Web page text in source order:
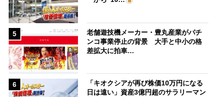
5
老舗遊技機メーカー・豊丸産業がパチ
ンコ事業停止の背景 大手と中小の格
差拡大に拍車…
6
「キオクシアが再び株価10万円になる
日は遠い」資産3億円超のサラリーマン